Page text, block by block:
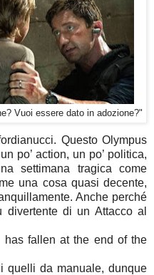
Vuoi essere dato in adozione?"
Questo Olympus
po’ action, un po’ politica,
settimana tragica come
una cosa quasi decente,
Anche perché
di un Attacco al
has fallen at the end of the
quelli da manuale, dunque